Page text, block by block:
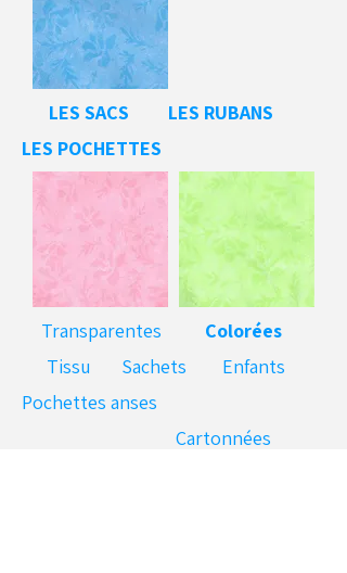
LES SACS
LES RUBANS
LES POCHETTES
Transparentes
Tissu
Sachets
Colorées
Enfants
Pochettes anses
Cartonnées